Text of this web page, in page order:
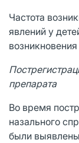
Частота
явлений у
препарата
Во время
назального
были